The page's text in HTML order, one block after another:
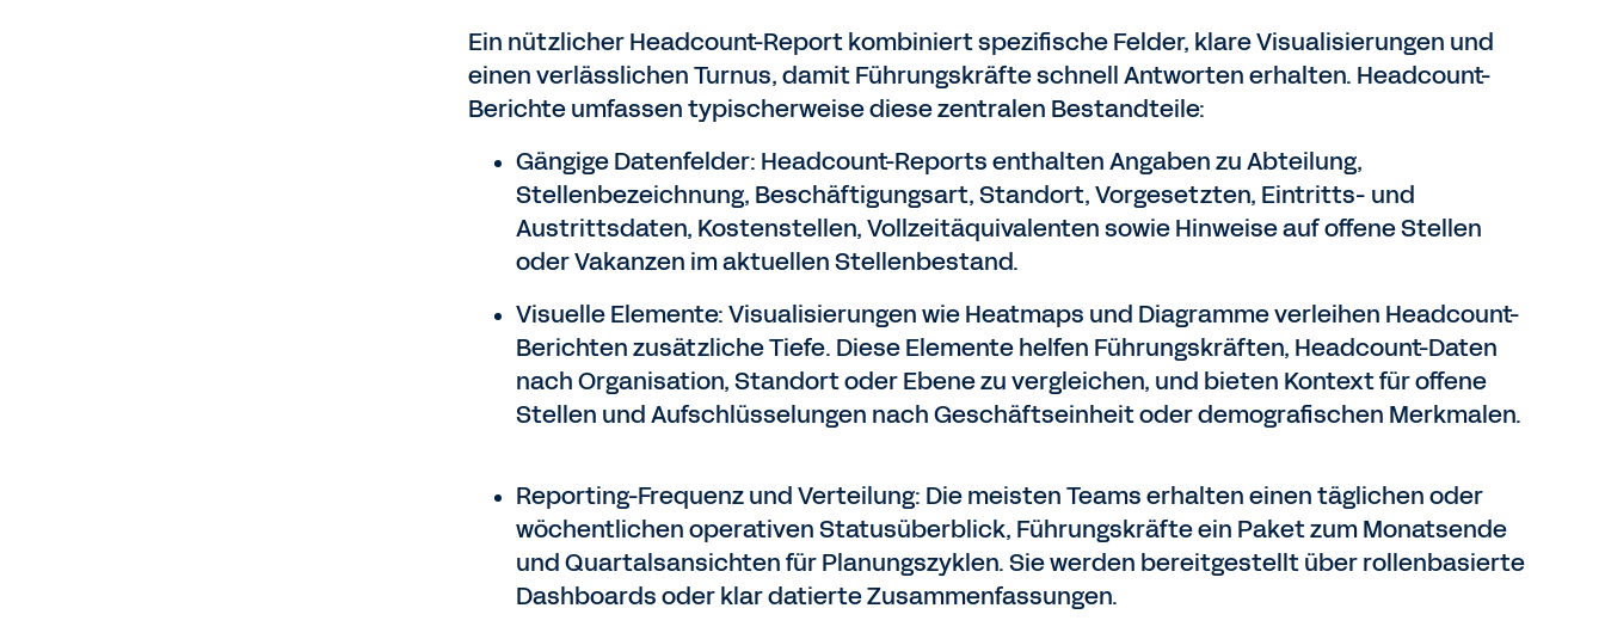
Ein nützlicher Headcount-Report kombiniert spezifische Felder, klare Visualisierungen und
einen verlässlichen Turnus, damit Führungskräfte schnell Antworten erhalten. Headcount-
Berichte umfassen typischerweise diese zentralen Bestandteile:
Gängige Datenfelder: Headcount-Reports enthalten Angaben zu Abteilung,
Stellenbezeichnung, Beschäftigungsart, Standort, Vorgesetzten, Eintritts- und
Austrittsdaten, Kostenstellen, Vollzeitäquivalenten sowie Hinweise auf offene Stellen
oder Vakanzen im aktuellen Stellenbestand.
Visuelle Elemente: Visualisierungen wie Heatmaps und Diagramme verleihen Headcount-
Berichten zusätzliche Tiefe. Diese Elemente helfen Führungskräften, Headcount-Daten
nach Organisation, Standort oder Ebene zu vergleichen, und bieten Kontext für offene
Stellen und Aufschlüsselungen nach Geschäftseinheit oder demografischen Merkmalen.
Reporting-Frequenz und Verteilung: Die meisten Teams erhalten einen täglichen oder
wöchentlichen operativen Statusüberblick, Führungskräfte ein Paket zum Monatsende
und Quartalsansichten für Planungszyklen. Sie werden bereitgestellt über rollenbasierte
Dashboards oder klar datierte Zusammenfassungen.